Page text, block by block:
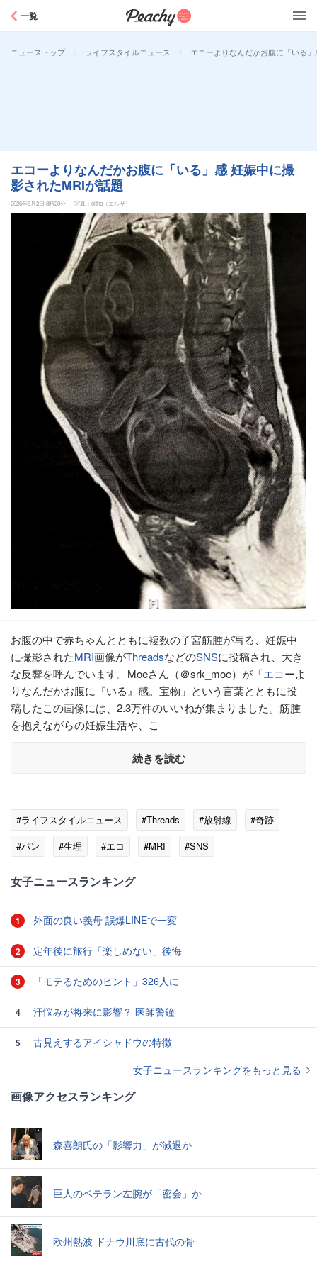
一覧
ニューストップ > ライフスタイルニュース > エコーよりなんだかお腹に「いる
エコーよりなんだかお腹に「いる」感 妊娠中に撮
影されたMRIが話題
2026年6月2日 8時20分 写真：eltha（エルザ）
お腹の中で赤ちゃんとともに複数の子宮筋腫が写る、妊娠中
に撮影されたMRI画像がThreadsなどのSNSに投稿され、大き
な反響を呼んでいます。Moeさん（＠srk_moe）が「エコーよ
りなんだかお腹に『いる』感。宝物」という言葉とともに投
稿したこの画像には、2.3万件のいいねが集まりました。筋腫
を抱えながらの妊娠生活や、こ
続きを読む
#ライフスタイルニュース #Threads #放射線
#奇跡
#パン
#生理 #エコ #MRI #SNS
女子ニュースランキング
1 外面の良い義母 誤爆LINEで一変
2 定年後に旅行「楽しめない」後悔
3 「モテるためのヒント」326人に
4 汗悩みが将来に影響？ 医師警鐘
5
古見えするアイシャドウの特徴
女子ニュースランキングをもっと見る
画像アクセスランキング
森喜朗氏の「影響力」が減退か
巨人のベテラン左腕が「密会」か
欧州熱波 ドナウ川底に古代の骨